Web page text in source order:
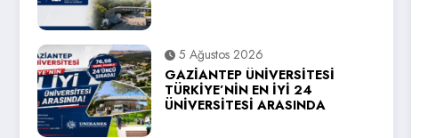
5 Ağustos 2026
GAZİANTEP ÜNİVERSİTESİ
TÜRKİYE’NİN EN İYİ 24
ÜNİVERSİTESİ ARASINDA